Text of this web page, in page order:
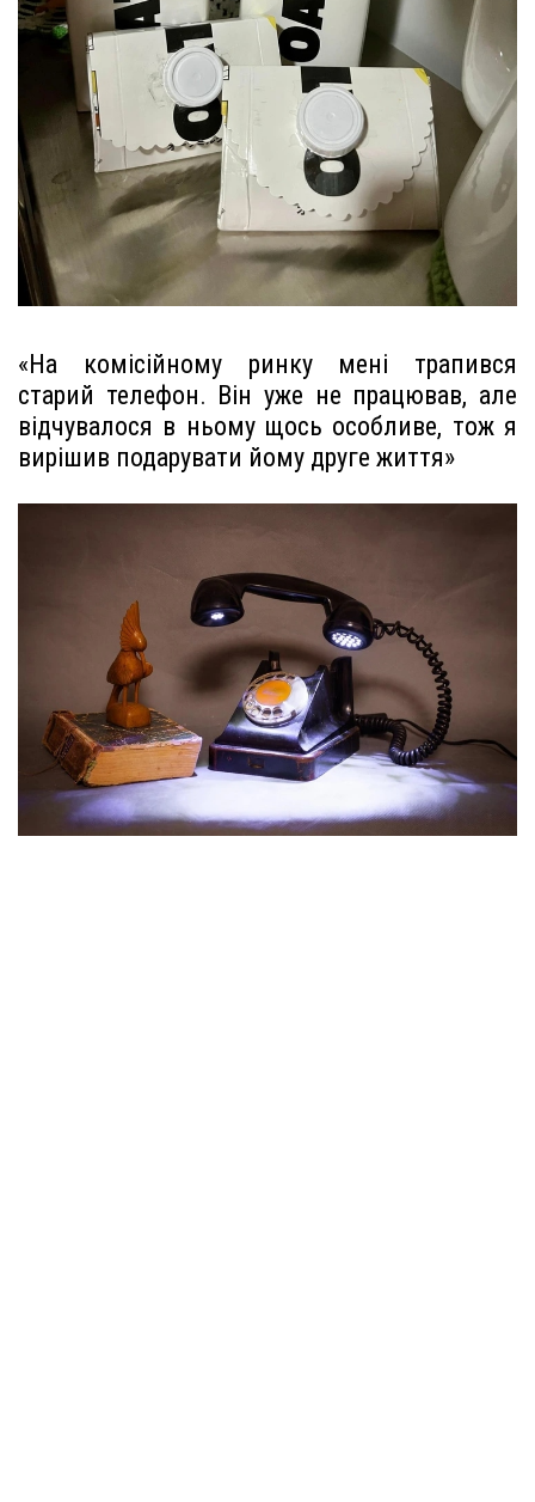
«На комісійному ринку мені трапився
старий телефон. Він уже не працював, але
відчувалося в ньому щось особливе, тож я
вирішив подарувати йому друге життя»